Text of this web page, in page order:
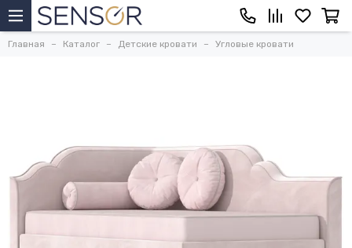
Главная Каталог Детские кровати Угловые кровати